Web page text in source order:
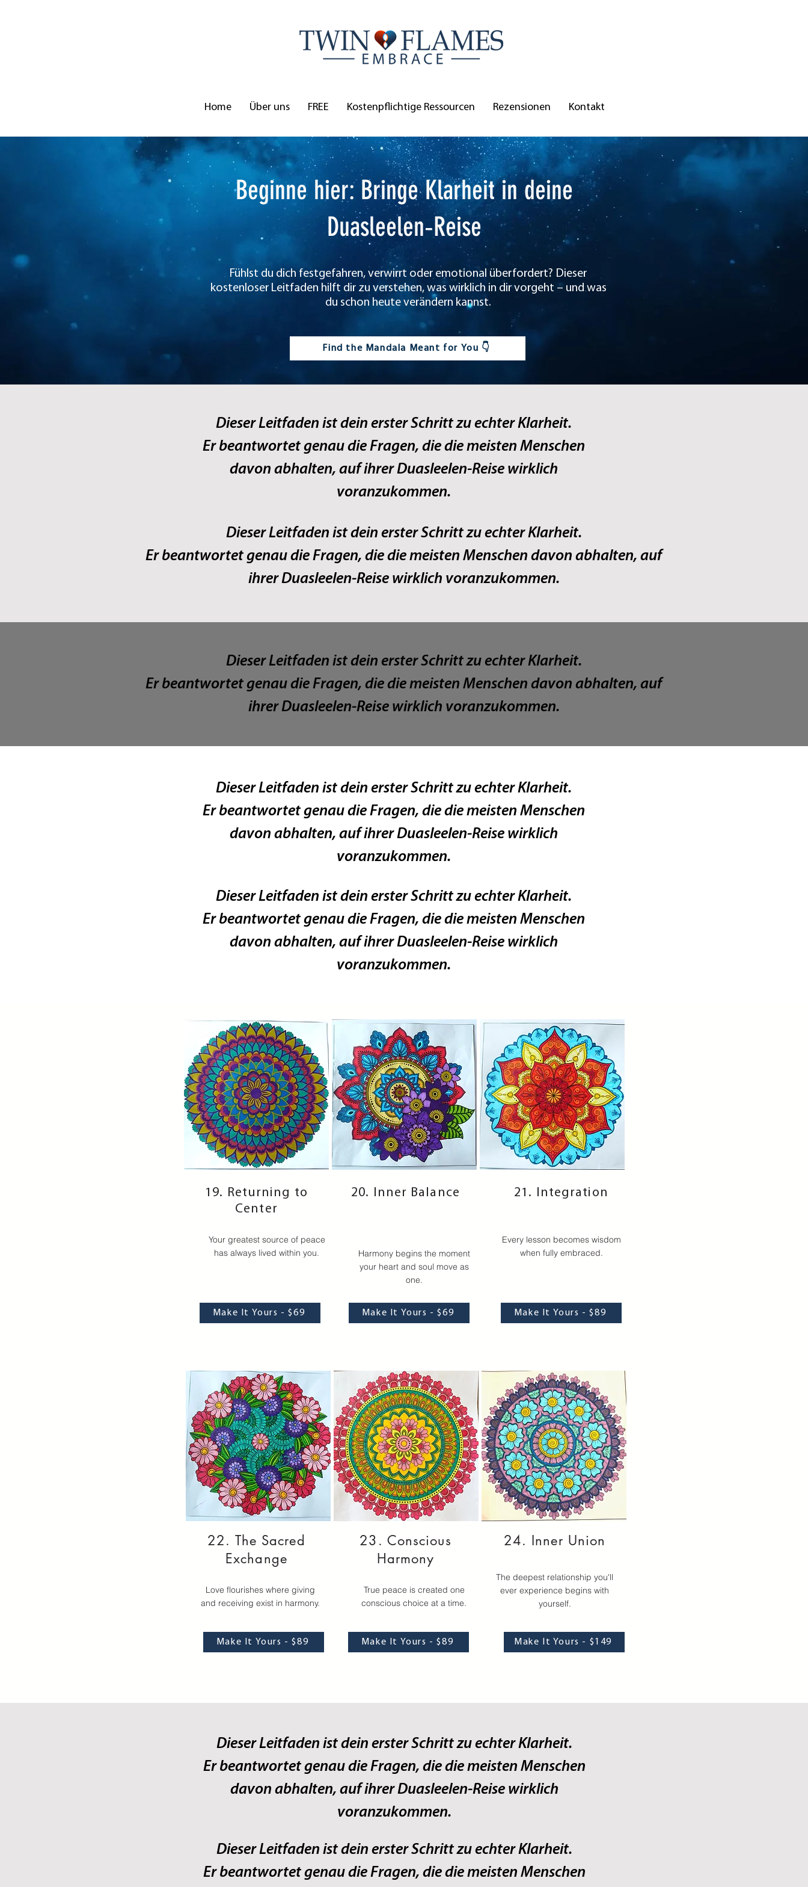
Home Über uns FREE Kostenpflichtige Ressourcen Rezensionen Kontakt
Beginne hier: Bringe Klarheit in deine
Duasleelen‑Reise
Fühlst du dich festgefahren, verwirrt oder emotional überfordert? Dieser
kostenloser Leitfaden hilft dir zu verstehen, was wirklich in dir vorgeht – und was
du schon heute verändern kannst.
Find the Mandala Meant for You 👇
Dieser Leitfaden ist dein erster Schritt zu echter Klarheit.
Er beantwortet genau die Fragen, die die meisten Menschen
davon abhalten, auf ihrer Duasleelen‑Reise wirklich
voranzukommen.
Dieser Leitfaden ist dein erster Schritt zu echter Klarheit.
Er beantwortet genau die Fragen, die die meisten Menschen davon abhalten, auf
ihrer Duasleelen‑Reise wirklich voranzukommen.
Dieser Leitfaden ist dein erster Schritt zu echter Klarheit.
Er beantwortet genau die Fragen, die die meisten Menschen davon abhalten, auf
ihrer Duasleelen‑Reise wirklich voranzukommen.
Dieser Leitfaden ist dein erster Schritt zu echter Klarheit.
Er beantwortet genau die Fragen, die die meisten Menschen
davon abhalten, auf ihrer Duasleelen‑Reise wirklich
voranzukommen.
Dieser Leitfaden ist dein erster Schritt zu echter Klarheit.
Er beantwortet genau die Fragen, die die meisten Menschen
davon abhalten, auf ihrer Duasleelen‑Reise wirklich
voranzukommen.
19. Returning to
Center
20. Inner Balance 21. Integration
Your greatest source of peace
has always lived within you.
Harmony begins the moment
your heart and soul move as
one.
Every lesson becomes wisdom
when fully embraced.
Make It Yours - $69 Make It Yours - $69 Make It Yours - $89
22. The Sacred
Exchange
Love flourishes where giving
and receiving exist in harmony.
Make It Yours - $89
23. Conscious
Harmony
True peace is created one
conscious choice at a time.
Make It Yours - $89
24. Inner Union
The deepest relationship you'll
ever experience begins with
yourself.
Make It Yours - $149
Dieser Leitfaden ist dein erster Schritt zu echter Klarheit.
Er beantwortet genau die Fragen, die die meisten Menschen
davon abhalten, auf ihrer Duasleelen‑Reise wirklich
voranzukommen.
Dieser Leitfaden ist dein erster Schritt zu echter Klarheit.
Er beantwortet genau die Fragen, die die meisten Menschen